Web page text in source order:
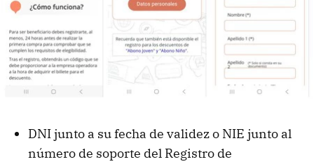
DNI junto a su fecha de validez o NIE junto al
número de soporte del Registro de